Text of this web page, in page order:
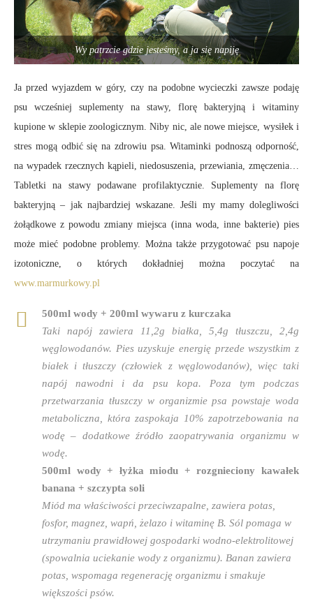
Wy patrzcie gdzie jesteśmy, a ja się napiję
Ja przed wyjazdem w góry, czy na podobne wycieczki zawsze podaję
psu wcześniej suplementy na stawy, florę bakteryjną i witaminy
kupione w sklepie zoologicznym. Niby nic, ale nowe miejsce, wysiłek i
stres mogą odbić się na zdrowiu psa. Witaminki podnoszą odporność,
na wypadek rzecznych kąpieli, niedosuszenia, przewiania, zmęczenia…
Tabletki na stawy podawane profilaktycznie. Suplementy na florę
bakteryjną – jak najbardziej wskazane. Jeśli my mamy dolegliwości
żołądkowe z powodu zmiany miejsca (inna woda, inne bakterie) pies
może mieć podobne problemy. Można także przygotować psu napoje
izotoniczne, o których dokładniej można poczytać na
www.marmurkowy.pl
500ml wody + 200ml wywaru z kurczaka
Taki napój zawiera 11,2g białka, 5,4g tłuszczu, 2,4g
węglowodanów. Pies uzyskuje energię przede wszystkim z
białek i tłuszczy (człowiek z węglowodanów), więc taki
napój nawodni i da psu kopa. Poza tym podczas
przetwarzania tłuszczy w organizmie psa powstaje woda
metaboliczna, która zaspokaja 10% zapotrzebowania na
wodę – dodatkowe źródło zaopatrywania organizmu w
wodę.
500ml wody + łyżka miodu + rozgnieciony kawałek
banana + szczypta soli
Miód ma właściwości przeciwzapalne, zawiera potas,
fosfor, magnez, wapń, żelazo i witaminę B. Sól pomaga w
utrzymaniu prawidłowej gospodarki wodno-elektrolitowej
(spowalnia uciekanie wody z organizmu). Banan zawiera
potas, wspomaga regenerację organizmu i smakuje
większości psów.